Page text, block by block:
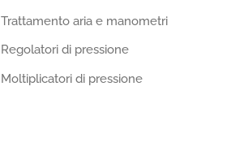
Trattamento aria e manometri
Regolatori di pressione
Moltiplicatori di pressione